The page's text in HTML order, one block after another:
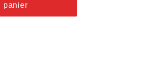
panier